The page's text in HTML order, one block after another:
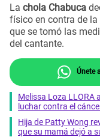
La chola Chabuca
físico en contra de la
que se tomó las
del cantante.
Únete
Melissa Loza LLORA
luchar contra el
Hija de Patty Wong
que su mamá dejó a